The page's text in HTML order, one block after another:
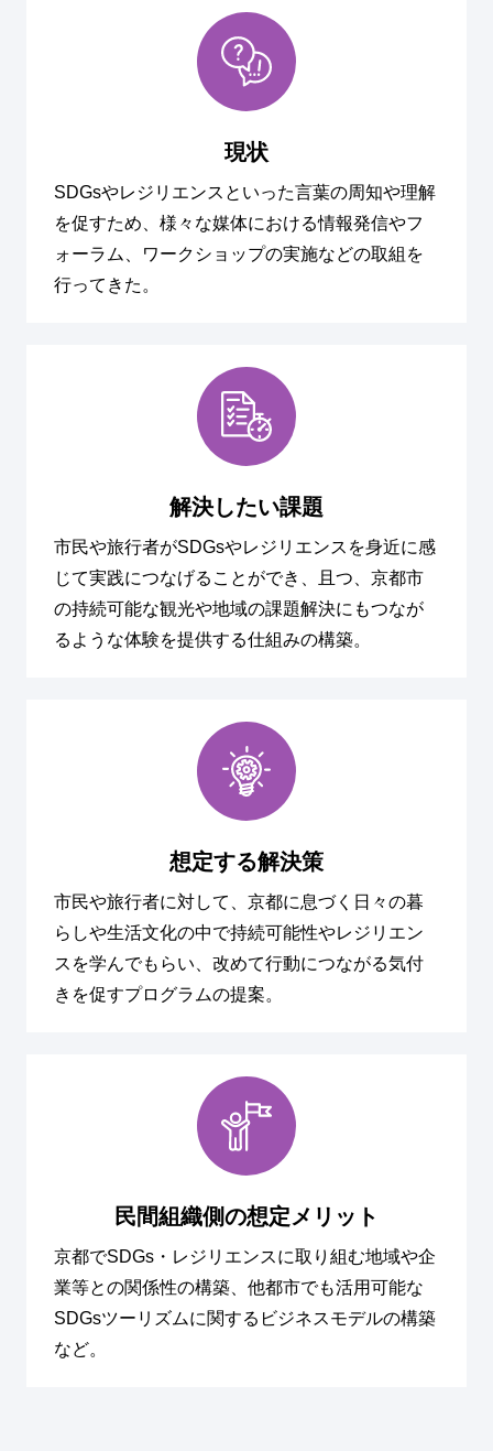
現状
SDGsやレジリエンスといった言葉の周知や理解
を促すため、様々な媒体における情報発信やフ
ォーラム、ワークショップの実施などの取組を
行ってきた。
解決したい課題
市民や旅行者がSDGsやレジリエンスを身近に感
じて実践につなげることができ、且つ、京都市
の持続可能な観光や地域の課題解決にもつなが
るような体験を提供する仕組みの構築。
想定する解決策
市民や旅行者に対して、京都に息づく日々の暮
らしや生活文化の中で持続可能性やレジリエン
スを学んでもらい、改めて行動につながる気付
きを促すプログラムの提案。
民間組織側の想定メリット
京都でSDGs・レジリエンスに取り組む地域や企
業等との関係性の構築、他都市でも活用可能な
SDGsツーリズムに関するビジネスモデルの構築
など。